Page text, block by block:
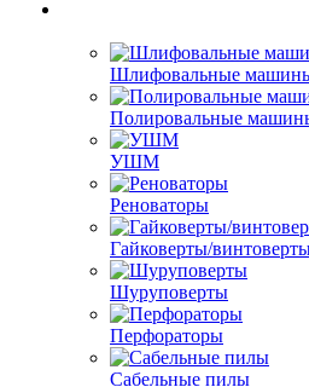
Шлифовальные
Полировальные
УШМ
Реноваторы
Гайковерты/
Шуруповерты
Перфораторы
Сабельные пилы